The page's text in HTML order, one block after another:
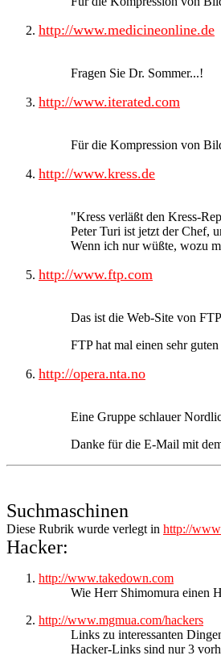
http://www.medicineonline.de
Fragen Sie Dr. Sommer...!
http://www.iterated.com
Für die Kompression von
http://www.kress.de
"Kress verläßt den Kress-
Peter Turi ist jetzt der Chef,
Wenn ich nur wüßte, wozu
http://www.ftp.com
Das ist die Web-Site von
FTP hat mal einen sehr
http://opera.nta.no
Eine Gruppe schlauer
Danke für die E-Mail mit
Suchmaschinen
Diese Rubrik wurde verlegt in http://
Hacker:
http://www.takedown.com
Wie Herr Shimomura einen
http://www.mgmua.com/hackers
Links zu interessanten
Hacker-Links sind nur 3